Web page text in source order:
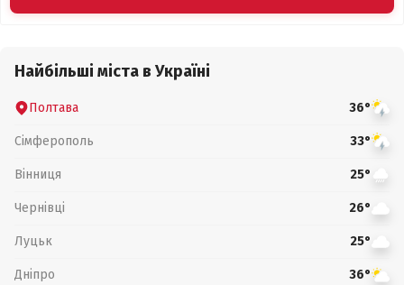
Найбільші міста в Україні
Полтава 36°
Сімферополь 33°
Вінниця 25°
Чернівці 26°
Луцьк 25°
Дніпро 36°